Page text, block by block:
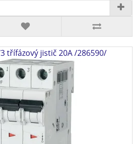
třífázový jistič 20A /286590/